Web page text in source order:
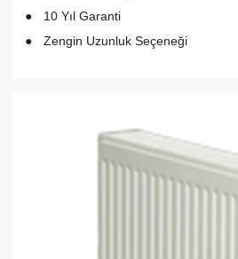
10 Yıl Garanti
Zengin Uzunluk Seçeneği